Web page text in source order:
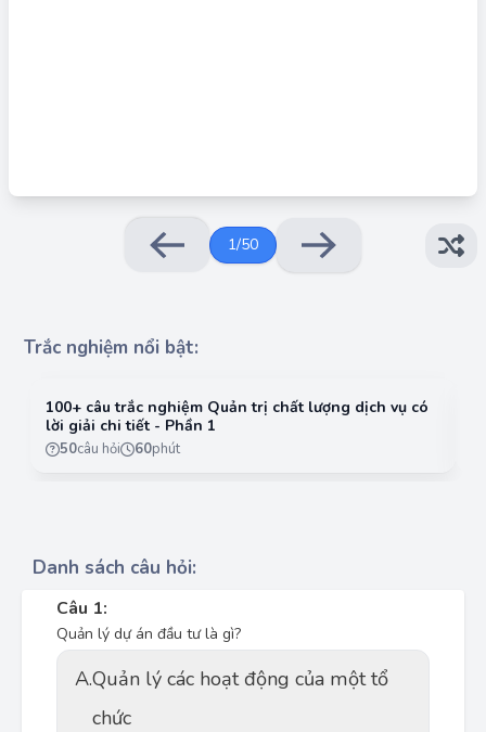
1/50
Trắc nghiệm nổi bật:
100+ câu trắc nghiệm Quản trị chất lượng dịch vụ có
lời giải chi tiết - Phần 1
50câu hỏi 60phút
Danh sách câu hỏi:
Câu 1:
Quản lý dự án đầu tư là gì?
A.Quản lý các hoạt động của một tổ
chức